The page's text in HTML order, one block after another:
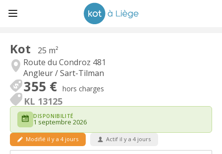
Kot
25 m²
Route du Condroz 481
Angleur / Sart-Tilman
355 € hors charges
KL 13125
DISPONIBILITÉ
1 septembre 2026
Modifié il y a 4 jours Actif il y a 4 jours